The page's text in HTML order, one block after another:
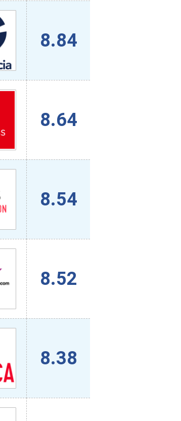
8.84
8.64
8.54
8.52
8.38